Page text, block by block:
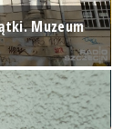
Muzeum